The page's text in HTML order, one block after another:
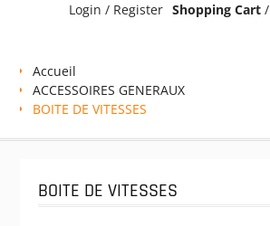
Login / Register Shopping Cart/
Accueil
ACCESSOIRES GENERAUX
BOITE DE VITESSES
BOITE DE VITESSES